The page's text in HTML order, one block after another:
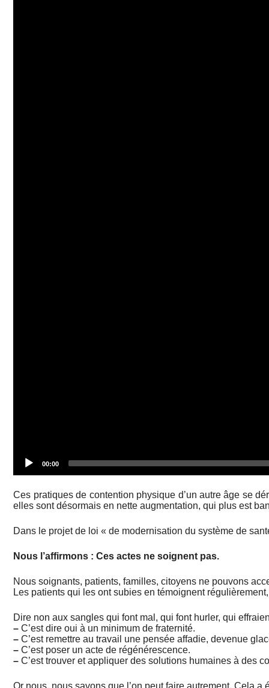
Current
00:00
Ces pratiques de contention physique d’un autre âge se
elles sont désormais en nette augmentation, qui plus est
Dans le projet de loi « de modernisation du système de
Nous l’affirmons : Ces actes ne soignent pas.
Nous soignants, patients, familles, citoyens ne pouvons
Les patients qui les ont subies en témoignent
Dire non aux sangles qui font mal, qui font hurler, qui
– C’est dire oui à un minimum de fraternité.
– C’est remettre au travail une pensée affadie, devenue
– C’est poser un acte de régénérescence.
– C’est trouver et appliquer des solutions humaines à des